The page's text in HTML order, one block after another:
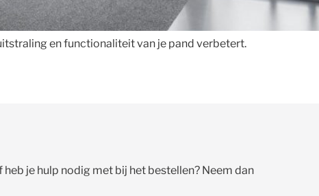
en functionaliteit van je pand verbetert.
je hulp nodig met bij het bestellen? Neem dan